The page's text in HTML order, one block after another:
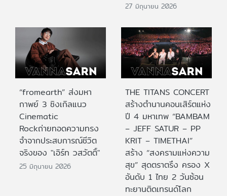
27 มิถุนายน 2026
“fromearth” ส่งมหา
กาพย์ 3 ซิงเกิลแนว
Cinematic
Rockถ่ายทอดความทรง
จำจากประสบการณ์ชีวิต
จริงของ "เอิร์ท วสวัตติ์"
25 มิถุนายน 2026
THE TITANS CONCERT
สร้างตำนานคอนเสิร์ตแห่ง
ปี 4 มหาเทพ “BAMBAM
– JEFF SATUR – PP
KRIT – TIMETHAI”
สร้าง “สงครามแห่งความ
สุข” สุดตราตรึง ครอง X
อันดับ 1 ไทย 2 วันซ้อน
ทะยานติดเทรนด์โลก